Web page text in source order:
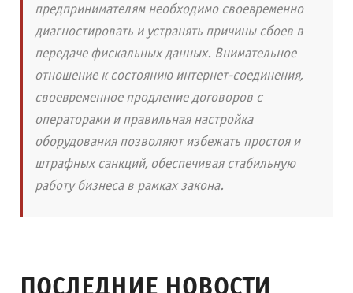
предпринимателям необходимо своевременно
диагностировать и устранять причины сбоев в
передаче фискальных данных. Внимательное
отношение к состоянию интернет-соединения,
своевременное продление договоров с
операторами и правильная настройка
оборудования позволяют избежать простоя и
штрафных санкций, обеспечивая стабильную
работу бизнеса в рамках закона.